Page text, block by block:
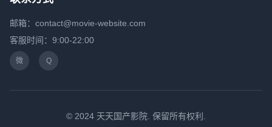
邮箱：contact@movie-website.com
客服时间：9:00-22:00
微 Q
© 2024 天天国产影院. 保留所有权利.